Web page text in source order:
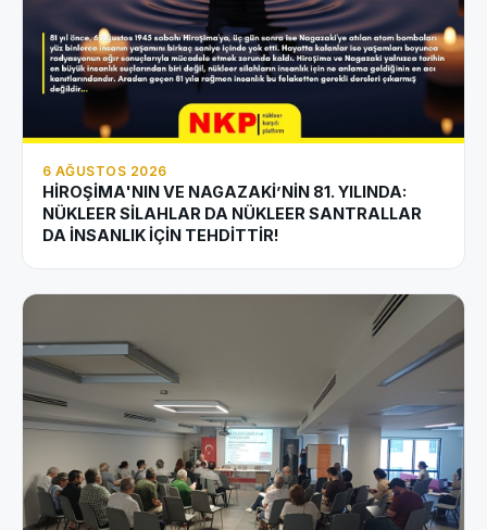
6 AĞUSTOS 2026
HİROŞİMA'NIN VE NAGAZAKİ’NİN 81. YILINDA:
NÜKLEER SİLAHLAR DA NÜKLEER SANTRALLAR
DA İNSANLIK İÇİN TEHDİTTİR!